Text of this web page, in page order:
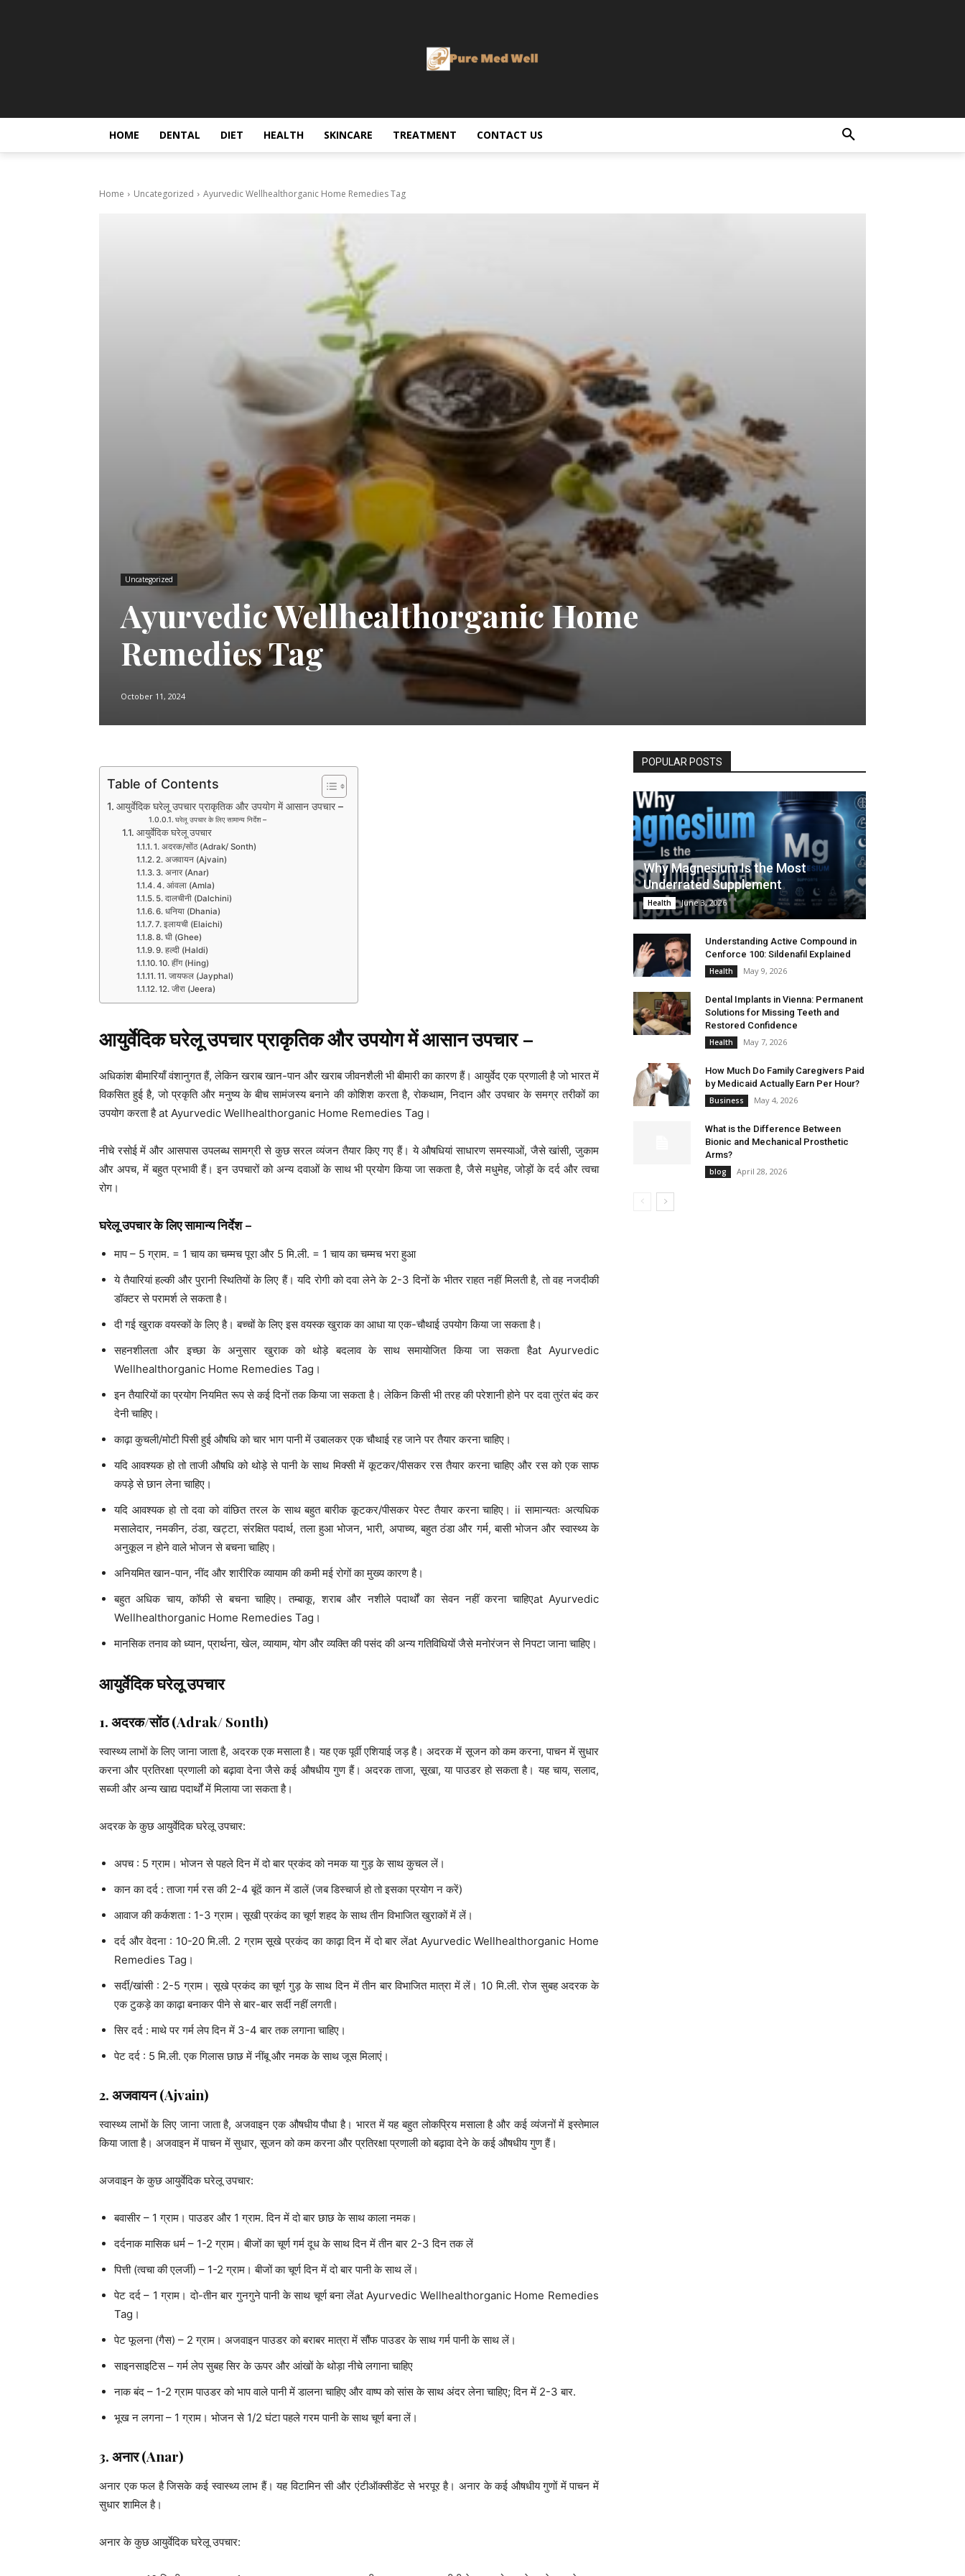
HOME DENTAL DIET HEALTH SKINCARE TREATMENT CONTACT US
Home Uncategorized Ayurvedic Wellhealthorganic Home Remedies Tag
Uncategorized
Ayurvedic Wellhealthorganic Home
Remedies Tag
October 11, 2024
Table of Contents
आयुर्वेदिक घरेलू उपचार प्राकृतिक और उपयोग में आसान उपचार –
घरेलू उपचार के लिए सामान्य निर्देश –
आयुर्वेदिक घरेलू उपचार
1. अदरक/सोंठ (Adrak/ Sonth)
2. अजवायन (Ajvain)
3. अनार (Anar)
4. आंवला (Amla)
5. दालचीनी (Dalchini)
6. धनिया (Dhania)
7. इलायची (Elaichi)
8. घी (Ghee)
9. हल्दी (Haldi)
10. हींग (Hing)
11. जायफल (Jayphal)
12. जीरा (Jeera)
आयुर्वेदिक घरेलू उपचार प्राकृतिक और उपयोग में आसान उपचार–
अधिकांश बीमारियाँ वंशानुगत हैं, लेकिन खराब खान-पान और खराब जीवनशैली भी बीमारी का कारण हैं। आयुर्वेद एक प्रणाली है जो भारत में
विकसित हुई है, जो प्रकृति और मनुष्य के बीच सामंजस्य बनाने की कोशिश करता है, रोकथाम, निदान और उपचार के समग्र तरीकों का
उपयोग करता है at Ayurvedic Wellhealthorganic Home Remedies Tag।
नीचे रसोई में और आसपास उपलब्ध सामग्री से कुछ सरल व्यंजन तैयार किए गए हैं। ये औषधियां साधारण समस्याओं, जैसे खांसी, जुकाम
और अपच, में बहुत प्रभावी हैं। इन उपचारों को अन्य दवाओं के साथ भी प्रयोग किया जा सकता है, जैसे मधुमेह, जोड़ों के दर्द और त्वचा
रोग।
घरेलू उपचार के लिए सामान्य निर्देश–
माप – 5 ग्राम. = 1 चाय का चम्मच पूरा और 5 मि.ली. = 1 चाय का चम्मच भरा हुआ
ये तैयारियां हल्की और पुरानी स्थितियों के लिए हैं। यदि रोगी को दवा लेने के 2-3 दिनों के भीतर राहत नहीं मिलती है, तो वह नजदीकी
डॉक्टर से परामर्श ले सकता है।
दी गई खुराक वयस्कों के लिए है। बच्चों के लिए इस वयस्क खुराक का आधा या एक-चौथाई उपयोग किया जा सकता है।
सहनशीलता और इच्छा के अनुसार खुराक को थोड़े बदलाव के साथ समायोजित किया जा सकता हैat Ayurvedic
Wellhealthorganic Home Remedies Tag।
इन तैयारियों का प्रयोग नियमित रूप से कई दिनों तक किया जा सकता है। लेकिन किसी भी तरह की परेशानी होने पर दवा तुरंत बंद कर
देनी चाहिए।
काढ़ा कुचली/मोटी पिसी हुई औषधि को चार भाग पानी में उबालकर एक चौथाई रह जाने पर तैयार करना चाहिए।
यदि आवश्यक हो तो ताजी औषधि को थोड़े से पानी के साथ मिक्सी में कूटकर/पीसकर रस तैयार करना चाहिए और रस को एक साफ
कपड़े से छान लेना चाहिए।
यदि आवश्यक हो तो दवा को वांछित तरल के साथ बहुत बारीक कूटकर/पीसकर पेस्ट तैयार करना चाहिए। ii सामान्यतः अत्यधिक
मसालेदार, नमकीन, ठंडा, खट्टा, संरक्षित पदार्थ, तला हुआ भोजन, भारी, अपाच्य, बहुत ठंडा और गर्म, बासी भोजन और स्वास्थ्य के
अनुकूल न होने वाले भोजन से बचना चाहिए।
अनियमित खान-पान, नींद और शारीरिक व्यायाम की कमी मई रोगों का मुख्य कारण है।
बहुत अधिक चाय, कॉफी से बचना चाहिए। तम्बाकू, शराब और नशीले पदार्थों का सेवन नहीं करना चाहिएat Ayurvedic
Wellhealthorganic Home Remedies Tag।
मानसिक तनाव को ध्यान, प्रार्थना, खेल, व्यायाम, योग और व्यक्ति की पसंद की अन्य गतिविधियों जैसे मनोरंजन से निपटा जाना चाहिए।
आयुर्वेदिक घरेलू उपचार
1.अदरक/सोंठ(Adrak/ Sonth)
स्वास्थ्य लाभों के लिए जाना जाता है, अदरक एक मसाला है। यह एक पूर्वी एशियाई जड़ है। अदरक में सूजन को कम करना, पाचन में सुधार
करना और प्रतिरक्षा प्रणाली को बढ़ावा देना जैसे कई औषधीय गुण हैं। अदरक ताजा, सूखा, या पाउडर हो सकता है। यह चाय, सलाद,
सब्जी और अन्य खाद्य पदार्थों में मिलाया जा सकता है।
अदरक के कुछ आयुर्वेदिक घरेलू उपचार:
अपच : 5 ग्राम। भोजन से पहले दिन में दो बार प्रकंद को नमक या गुड़ के साथ कुचल लें।
कान का दर्द : ताजा गर्म रस की 2-4 बूंदें कान में डालें (जब डिस्चार्ज हो तो इसका प्रयोग न करें)
आवाज की कर्कशता : 1-3 ग्राम। सूखी प्रकंद का चूर्ण शहद के साथ तीन विभाजित खुराकों में लें।
दर्द और वेदना : 10-20 मि.ली. 2 ग्राम सूखे प्रकंद का काढ़ा दिन में दो बार लेंat Ayurvedic Wellhealthorganic Home
Remedies Tag।
सर्दी/खांसी : 2-5 ग्राम। सूखे प्रकंद का चूर्ण गुड़ के साथ दिन में तीन बार विभाजित मात्रा में लें। 10 मि.ली. रोज सुबह अदरक के
एक टुकड़े का काढ़ा बनाकर पीने से बार-बार सर्दी नहीं लगती।
सिर दर्द : माथे पर गर्म लेप दिन में 3-4 बार तक लगाना चाहिए।
पेट दर्द : 5 मि.ली. एक गिलास छाछ में नींबू और नमक के साथ जूस मिलाएं।
2.अजवायन(Ajvain)
स्वास्थ्य लाभों के लिए जाना जाता है, अजवाइन एक औषधीय पौधा है। भारत में यह बहुत लोकप्रिय मसाला है और कई व्यंजनों में इस्तेमाल
किया जाता है। अजवाइन में पाचन में सुधार, सूजन को कम करना और प्रतिरक्षा प्रणाली को बढ़ावा देने के कई औषधीय गुण हैं।
अजवाइन के कुछ आयुर्वेदिक घरेलू उपचार:
बवासीर – 1 ग्राम। पाउडर और 1 ग्राम. दिन में दो बार छाछ के साथ काला नमक।
दर्दनाक मासिक धर्म – 1-2 ग्राम। बीजों का चूर्ण गर्म दूध के साथ दिन में तीन बार 2-3 दिन तक लें
पित्ती (त्वचा की एलर्जी) – 1-2 ग्राम। बीजों का चूर्ण दिन में दो बार पानी के साथ लें।
पेट दर्द – 1 ग्राम। दो-तीन बार गुनगुने पानी के साथ चूर्ण बना लेंat Ayurvedic Wellhealthorganic Home Remedies
Tag।
पेट फूलना (गैस) – 2 ग्राम। अजवाइन पाउडर को बराबर मात्रा में सौंफ पाउडर के साथ गर्म पानी के साथ लें।
साइनसाइटिस – गर्म लेप सुबह सिर के ऊपर और आंखों के थोड़ा नीचे लगाना चाहिए
नाक बंद – 1-2 ग्राम पाउडर को भाप वाले पानी में डालना चाहिए और वाष्प को सांस के साथ अंदर लेना चाहिए; दिन में 2-3 बार.
भूख न लगना – 1 ग्राम। भोजन से 1/2 घंटा पहले गरम पानी के साथ चूर्ण बना लें।
3.अनार(Anar)
अनार एक फल है जिसके कई स्वास्थ्य लाभ हैं। यह विटामिन सी और एंटीऑक्सीडेंट से भरपूर है। अनार के कई औषधीय गुणों में पाचन में
सुधार शामिल है।
अनार के कुछ आयुर्वेदिक घरेलू उपचार:
POPULAR POSTS
Why Magnesium Is the Most
Underrated Supplement
Health June 3, 2026
Understanding Active Compound in
Cenforce 100: Sildenafil Explained
Health May 9, 2026
Dental Implants in Vienna: Permanent
Solutions for Missing Teeth and
Restored Confidence
Health May 7, 2026
How Much Do Family Caregivers Paid
by Medicaid Actually Earn Per Hour?
Business May 4, 2026
What is the Difference Between
Bionic and Mechanical Prosthetic
Arms?
blog April 28, 2026